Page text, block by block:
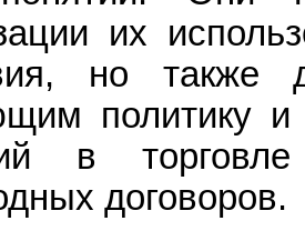
их
но также
политику и
в
договоров.